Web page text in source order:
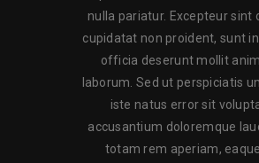
nulla pariatur. Excepteur sint
cupidatat non proident, sunt
officia deserunt mollit
laborum. Sed ut perspiciatis
iste natus error sit
accusantium doloremque
totam rem aperiam,